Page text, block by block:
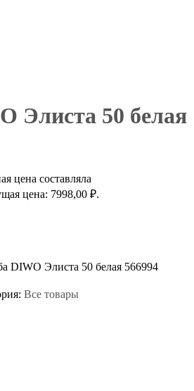
Элиста 50 белая
цена составляла
цена: 7998,00 ₽.
DIWO Элиста 50 белая 566994
Все товары